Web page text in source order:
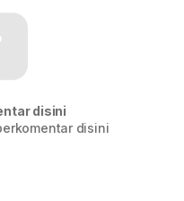
disini
disini